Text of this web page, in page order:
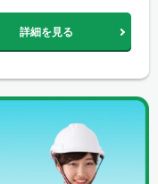
詳細を見る